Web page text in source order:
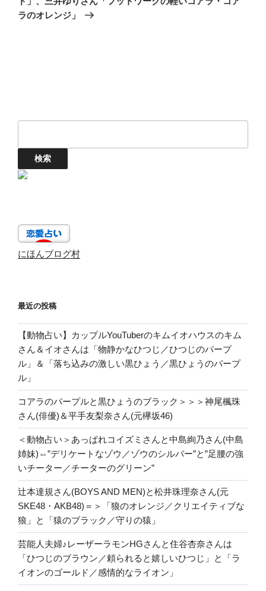
ョ
ン
稿
ラのオレンジ」
にほんブログ村
最近の投稿
【動物占い】カップルYouTuberのキムイオハウスのキム
さん＆イオさんは「物静かなひつじ／ひつじのパープ
ル」＆「落ち込みの激しい黒ひょう／黒ひょうのパープ
ル」
コアラのパープルと黒ひょうのブラック＞＞＞神尾楓珠
さん(俳優)＆平手友梨奈さん(元欅坂46)
＜動物占い＞あっぱれコイズミさんと中島絢乃さん(中島
姉妹)⇔”デリケートなゾウ／ゾウのシルバー”と”足腰の強
いチーター／チーターのグリーン”
辻本達規さん(BOYS AND MEN)と松井珠理奈さん(元
SKE48・AKB48)＝＞「狼のオレンジ／クリエイティブな
狼」と「猿のブラック／守りの猿」
芸能人夫婦♪レーザーラモンHGさんと住谷杏奈さんは
「ひつじのブラウン／頼られると嬉しいひつじ」と「ラ
イオンのゴールド／感情的なライオン」